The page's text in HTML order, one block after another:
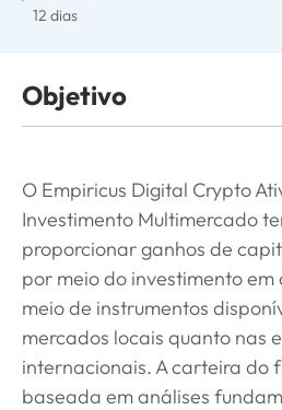
12 dias
Objetivo
O Empiricus Digital Crypto
Investimento Multimercado
proporcionar ganhos de
por meio do investimento
meio de instrumentos
mercados locais quanto nas
internacionais. A carteira do
baseada em análises